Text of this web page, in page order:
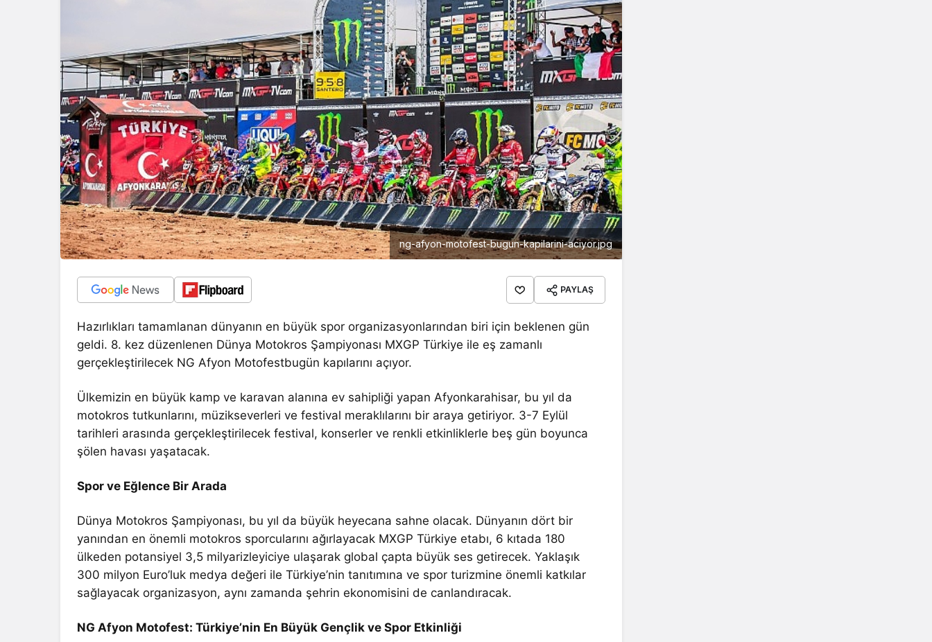
ng-afyon-motofest-bugun-kapilarini-aciyor.jpg
PAYLAŞ
Hazırlıkları tamamlanan dünyanın en büyük spor organizasyonlarından biri için beklenen gün
geldi. 8. kez düzenlenen Dünya Motokros Şampiyonası MXGP Türkiye ile eş zamanlı
gerçekleştirilecek NG Afyon Motofestbugün kapılarını açıyor.
Ülkemizin en büyük kamp ve karavan alanına ev sahipliği yapan Afyonkarahisar, bu yıl da
motokros tutkunlarını, müzikseverleri ve festival meraklılarını bir araya getiriyor. 3-7 Eylül
tarihleri arasında gerçekleştirilecek festival, konserler ve renkli etkinliklerle beş gün boyunca
şölen havası yaşatacak.
Spor ve Eğlence Bir Arada
Dünya Motokros Şampiyonası, bu yıl da büyük heyecana sahne olacak. Dünyanın dört bir
yanından en önemli motokros sporcularını ağırlayacak MXGP Türkiye etabı, 6 kıtada 180
ülkeden potansiyel 3,5 milyarizleyiciye ulaşarak global çapta büyük ses getirecek. Yaklaşık
300 milyon Euro’luk medya değeri ile Türkiye’nin tanıtımına ve spor turizmine önemli katkılar
sağlayacak organizasyon, aynı zamanda şehrin ekonomisini de canlandıracak.
NG Afyon Motofest: Türkiye’nin En Büyük Gençlik ve Spor Etkinliği